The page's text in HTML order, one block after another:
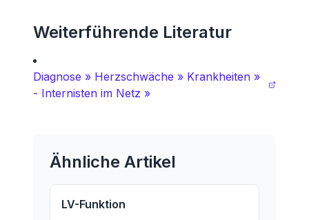
Weiterführende Literatur
Diagnose » Herzschwäche » Krankheiten »
- Internisten im Netz »
Ähnliche Artikel
LV-Funktion